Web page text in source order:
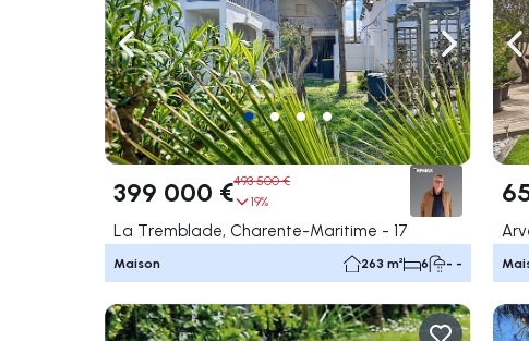
Naviguer vers la gauche Naviguer
399 000 €493 500 €
19%
La Tremblade, Charente-Maritime - 17
Maison 263 m² 6 - -